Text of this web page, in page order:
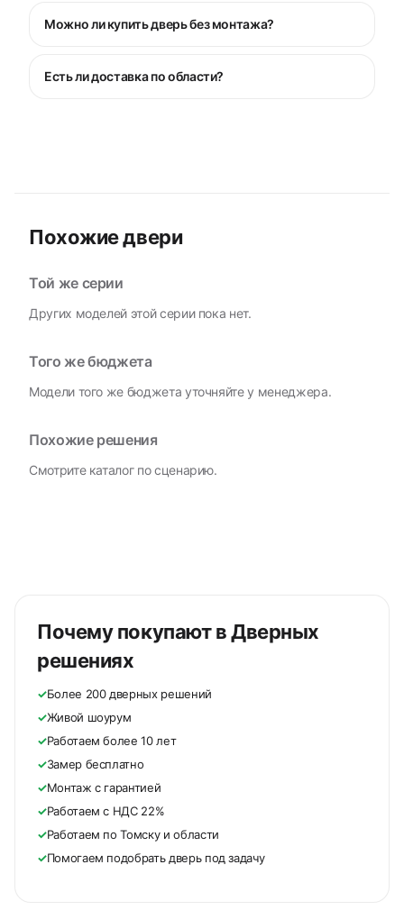
Можно ли купить дверь без монтажа?
Есть ли доставка по области?
Похожие двери
Той же серии
Других моделей этой серии пока нет.
Того же бюджета
Модели того же бюджета уточняйте у менеджера.
Похожие решения
Смотрите каталог по сценарию.
Почему покупают в Дверных
решениях
✓Более 200 дверных решений
✓Живой шоурум
✓Работаем более 10 лет
✓Замер бесплатно
✓Монтаж с гарантией
✓Работаем с НДС 22%
✓Работаем по Томску и области
✓Помогаем подобрать дверь под задачу